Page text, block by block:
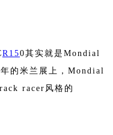
R150其实就是Mondial
的米兰展上，Mondial
racer风格的